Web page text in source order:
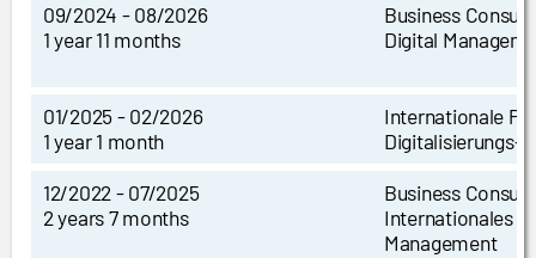
09/2024 - 08/2026
1 year 11 months
Business
Digital
01/2025 - 02/2026
1 year 1 month
Internationale
Digitalisierungs-
12/2022 - 07/2025
2 years 7 months
Business
Internationales
Management